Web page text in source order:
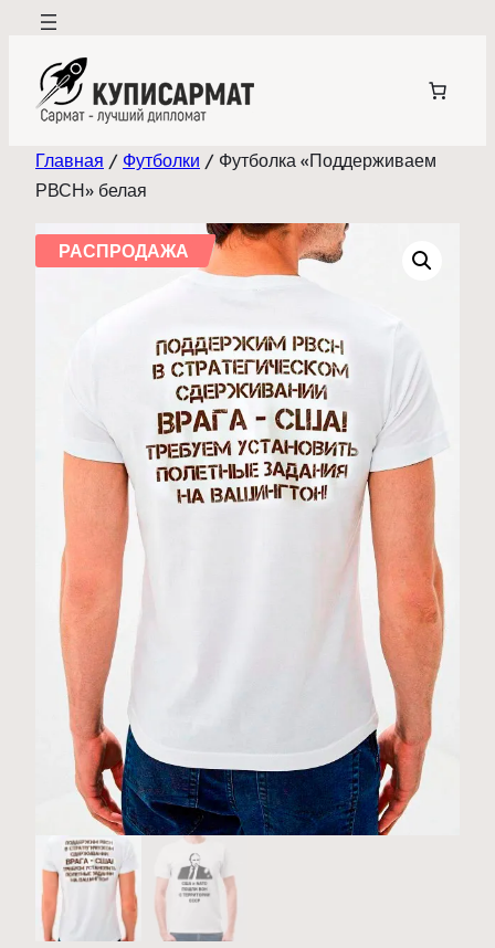
Перейти
содержимому
Главная / Футболки / Футболка «Поддерживаем
РВСН» белая
РАСПРОДАЖА